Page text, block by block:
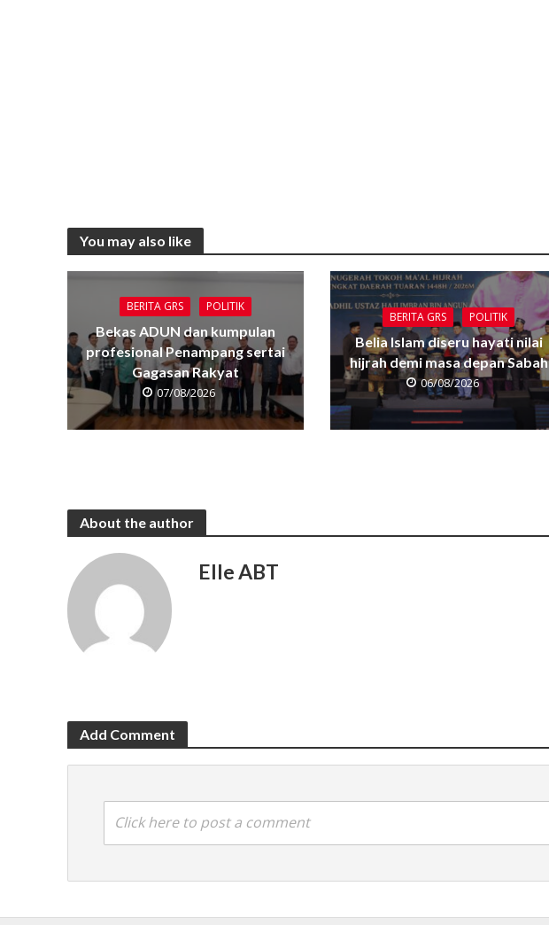
You may also like
BERITA GRS POLITIK
Bekas ADUN dan kumpulan
profesional Penampang sertai
Gagasan Rakyat
07/08/2026
BERITA GRS POLITIK
Belia Islam diseru hayati nilai
hijrah demi masa depan Sabah
06/08/2026
About the author
Elle ABT
Add Comment
Click here to post a comment